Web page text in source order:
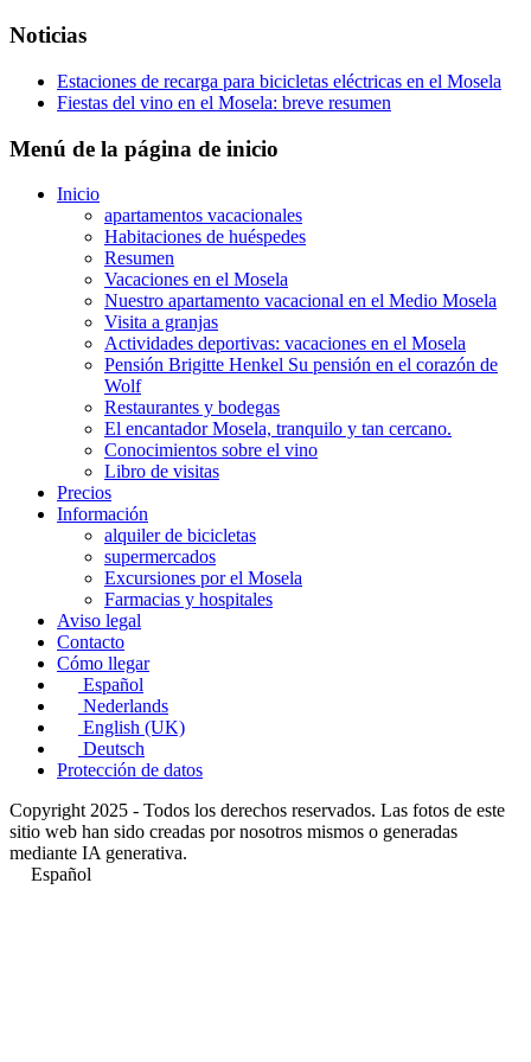
Noticias
Estaciones de recarga para bicicletas eléctricas en el Mosela
Fiestas del vino en el Mosela: breve resumen
Menú de la página de inicio
Inicio
apartamentos vacacionales
Habitaciones de huéspedes
Resumen
Vacaciones en el Mosela
Nuestro apartamento vacacional en el Medio Mosela
Visita a granjas
Actividades deportivas: vacaciones en el Mosela
Pensión Brigitte Henkel Su pensión en el corazón de
Wolf
Restaurantes y bodegas
El encantador Mosela, tranquilo y tan cercano.
Conocimientos sobre el vino
Libro de visitas
Precios
Información
alquiler de bicicletas
supermercados
Excursiones por el Mosela
Farmacias y hospitales
Aviso legal
Contacto
Cómo llegar
Español
Nederlands
English (UK)
Deutsch
Protección de datos
Copyright 2025 - Todos los derechos reservados. Las fotos de este
sitio web han sido creadas por nosotros mismos o generadas
mediante IA generativa.
Español